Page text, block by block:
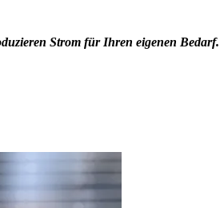
Strom für Ihren eigenen